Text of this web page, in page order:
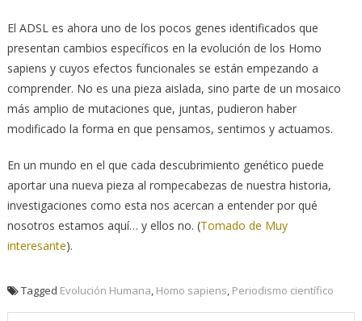
El ADSL es ahora uno de los pocos genes identificados que
presentan cambios específicos en la evolución de los Homo
sapiens y cuyos efectos funcionales se están empezando a
comprender. No es una pieza aislada, sino parte de un mosaico
más amplio de mutaciones que, juntas, pudieron haber
modificado la forma en que pensamos, sentimos y actuamos.
En un mundo en el que cada descubrimiento genético puede
aportar una nueva pieza al rompecabezas de nuestra historia,
investigaciones como esta nos acercan a entender por qué
nosotros estamos aquí… y ellos no. (Tomado de Muy
interesante).
Tagged Evolución Humana, Homo sapiens, Periodismo científico